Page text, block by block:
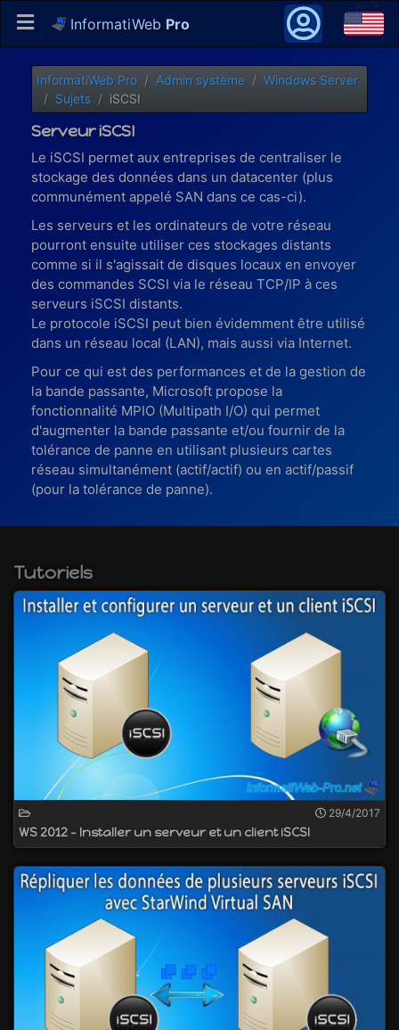
InformatiWeb Pro
InformatiWeb Pro Admin système
Windows Server
Sujets
iSCSI
Serveur iSCSI
Le iSCSI permet aux entreprises de centraliser le
stockage des données dans un datacenter (plus
communément appelé SAN dans ce cas-ci).
Les serveurs et les ordinateurs de votre réseau
pourront ensuite utiliser ces stockages distants
comme si il s'agissait de disques locaux en envoyer
des commandes SCSI via le réseau TCP/IP à ces
serveurs iSCSI distants.
Le protocole iSCSI peut bien évidemment être utilisé
dans un réseau local (LAN), mais aussi via Internet.
Pour ce qui est des performances et de la gestion de
la bande passante, Microsoft propose la
fonctionnalité MPIO (Multipath I/O) qui permet
d'augmenter la bande passante et/ou fournir de la
tolérance de panne en utilisant plusieurs cartes
réseau simultanément (actif/actif) ou en actif/passif
(pour la tolérance de panne).
Tutoriels
29/4/2017
WS 2012 - Installer un serveur et un client iSCSI